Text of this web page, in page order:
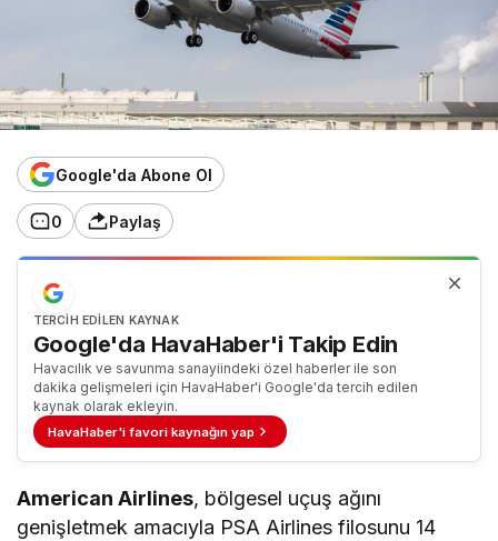
Google'da Abone Ol
0 Paylaş
TERCIH EDILEN KAYNAK
Google'da HavaHaber'i Takip Edin
Havacılık ve savunma sanayiindeki özel haberler ile son
dakika gelişmeleri için HavaHaber'i Google'da tercih edilen
kaynak olarak ekleyin.
HavaHaber'i favori kaynağın yap
American Airlines, bölgesel uçuş ağını
genişletmek amacıyla PSA Airlines filosunu 14